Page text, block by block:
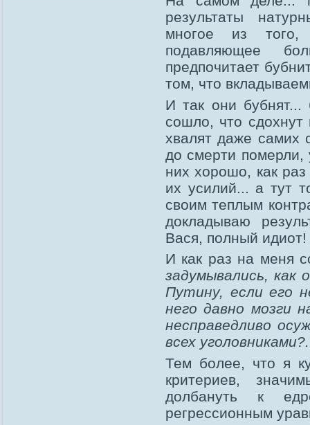
результаты
многое из
подавляющее
предпочитает
том, что
И так они бубнят...
сошло, что
хвалят даже самих
до смерти
них хорошо, как
их усилий... а тут
своим теплым
докладываю
Вася, полный
И как раз на меня
задумывались,
Путину, если его
него давно мозги
несправедливо
всех
Тем более, что я
критериев,
долбануть к
регрессионным